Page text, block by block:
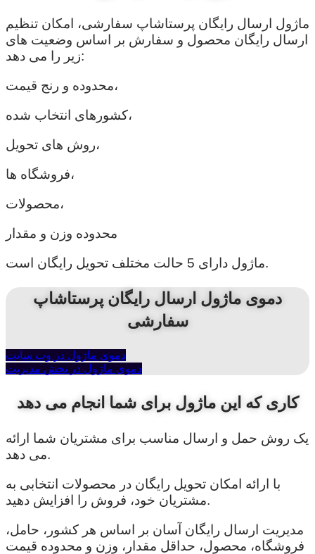
ماژول ارسال رایگان پرستاشاپ سفارشی، امکان تنظیم
ارسال رایگان محصول و سفارش بر اساس وضعیت های
زیر را می دهد:
محدوده و رنج قیمت،
کشورهای انتخاب شده،
روش های تحویل،
فروشگاه ها،
محصولات،
محدوده وزن و مقدار
ماژول دارای 5 حالت مختلف تحویل رایگان است.
دموی ماژول ارسال رایگان پرستاشاپ
سفارشی
دموی ماژول در وب سایت
دموی ماژول در بخش مدیریت
کاری که این ماژول برای شما انجام می دهد
یک روش حمل و ارسال مناسب برای مشتریان شما ارائه
می دهد.
با ارائه امکان تحویل رایگان در محصولات انتخابی به
مشتریان خود، فروش را افزایش دهید.
مدیریت ارسال رایگان آسان بر اساس هر کشور، حامل،
فروشگاه، محصول، حداقل مقدار، وزن و محدوده قیمت